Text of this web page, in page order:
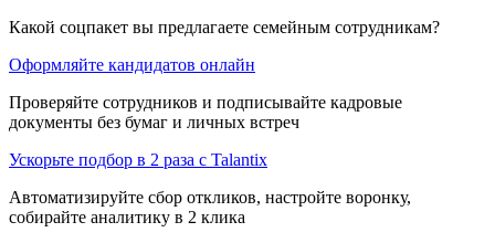
Какой соцпакет вы предлагаете семейным сотрудникам?
Оформляйте кандидатов онлайн
Проверяйте сотрудников и подписывайте кадровые
документы без бумаг и личных встреч
Ускорьте подбор в 2 раза с Talantix
Автоматизируйте сбор откликов, настройте воронку,
собирайте аналитику в 2 клика